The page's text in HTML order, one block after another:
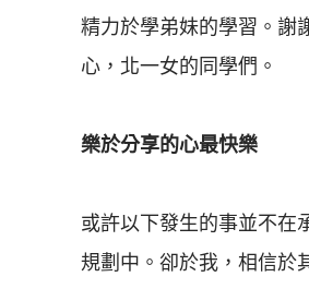
精力於學弟妹的學習。謝
心，北一女的同學們。
樂於分享的心最快樂
或許以下發生的事並不在
規劃中。卻於我，相信於